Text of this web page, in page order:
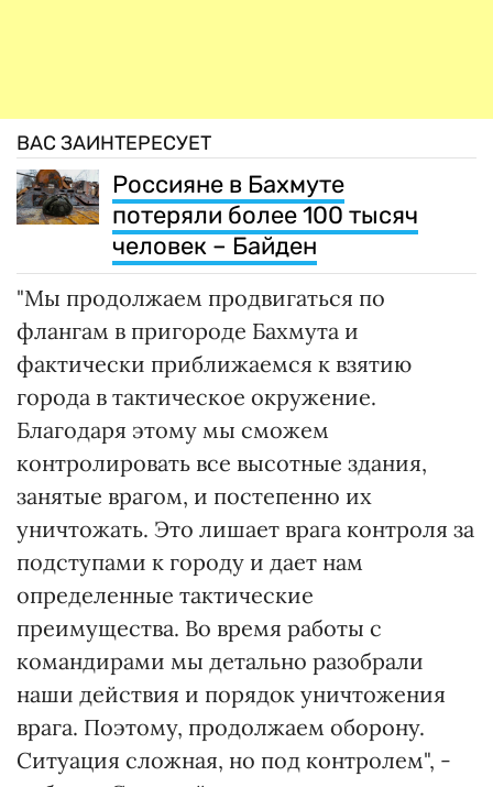
ВАС ЗАИНТЕРЕСУЕТ
Россияне в Бахмуте
потеряли более 100 тысяч
человек – Байден
"Мы продолжаем продвигаться по
флангам в пригороде Бахмута и
фактически приближаемся к взятию
города в тактическое окружение.
Благодаря этому мы сможем
контролировать все высотные здания,
занятые врагом, и постепенно их
уничтожать. Это лишает врага контроля за
подступами к городу и дает нам
определенные тактические
преимущества. Во время работы с
командирами мы детально разобрали
наши действия и порядок уничтожения
врага. Поэтому, продолжаем оборону.
Ситуация сложная, но под контролем", -